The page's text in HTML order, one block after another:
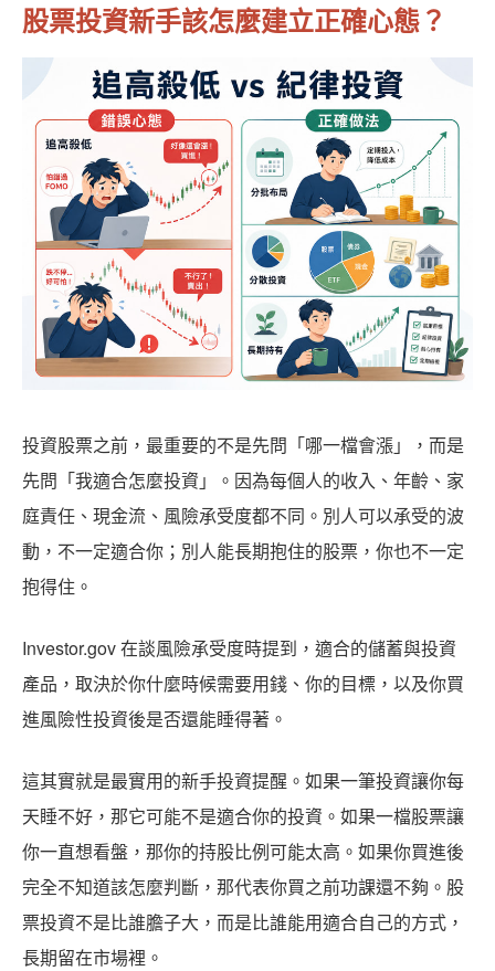
股票投資新手該怎麼建立正確心態？
投資股票之前，最重要的不是先問「哪一檔會漲」，而是
先問「我適合怎麼投資」。因為每個人的收入、年齡、家
庭責任、現金流、風險承受度都不同。別人可以承受的波
動，不一定適合你；別人能長期抱住的股票，你也不一定
抱得住。
Investor.gov 在談風險承受度時提到，適合的儲蓄與投資
產品，取決於你什麼時候需要用錢、你的目標，以及你買
進風險性投資後是否還能睡得著。
這其實就是最實用的新手投資提醒。如果一筆投資讓你每
天睡不好，那它可能不是適合你的投資。如果一檔股票讓
你一直想看盤，那你的持股比例可能太高。如果你買進後
完全不知道該怎麼判斷，那代表你買之前功課還不夠。股
票投資不是比誰膽子大，而是比誰能用適合自己的方式，
長期留在市場裡。